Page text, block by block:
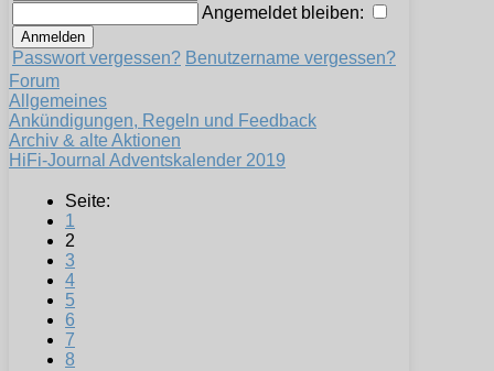
Angemeldet bleiben:
Passwort vergessen? Benutzername vergessen?
Forum
Allgemeines
Ankündigungen, Regeln und Feedback
Archiv & alte Aktionen
HiFi-Journal Adventskalender 2019
Seite:
1
2
3
4
5
6
7
8